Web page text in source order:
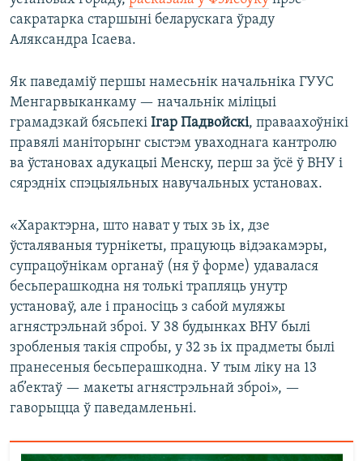
сакратарка старшыні беларускага ўраду
Аляксандра Ісаева.
Як паведаміў першы намесьнік начальніка ГУУС
Менгарвыканкаму — начальнік міліцыі
грамадзкай бясьпекі Ігар Падвойскі, праваахоўнікі
правялі маніторынг сыстэм уваходнага кантролю
ва ўстановах адукацыі Менску, перш за ўсё ў ВНУ і
сярэдніх спэцыяльных навучальных установах.
«Характэрна, што нават у тых зь іх, дзе
ўсталяваныя турнікеты, працуюць відэакамэры,
супрацоўнікам органаў (ня ў форме) удавалася
бесьперашкодна ня толькі трапляць унутр
установаў, але і праносіць з сабой муляжы
агнястрэльнай зброі. У 38 будынках ВНУ былі
зробленыя такія спробы, у 32 зь іх прадметы былі
пранесеныя бесьперашкодна. У тым ліку на 13
аб’ектаў — макеты агнястрэльнай зброі», —
гаворыцца ў паведамленьні.